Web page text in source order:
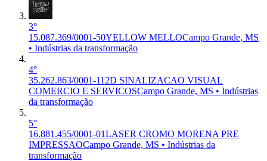
3°
15.087.369/0001-50YELLOW MELLOCampo Grande, MS
• Indústrias da transformação
4°
35.262.863/0001-11 2D SINALIZACAO VISUAL
COMERCIO E SERVICOSCampo Grande, MS • Indústrias
da transformação
5°
16.881.455/0001-01LASER CROMO MORENA PRE
IMPRESSAOCampo Grande, MS • Indústrias da
transformação